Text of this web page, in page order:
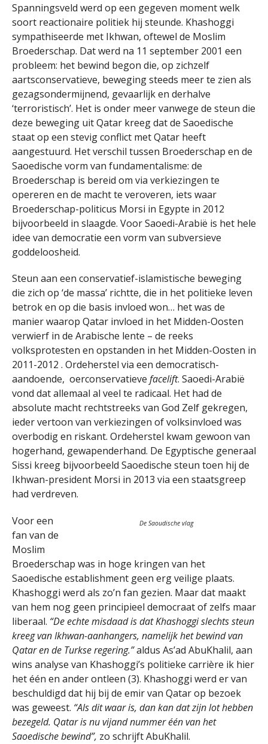
Spanningsveld werd op een gegeven moment welk
soort reactionaire politiek hij steunde. Khashoggi
sympathiseerde met Ikhwan, oftewel de Moslim
Broederschap. Dat werd na 11 september 2001 een
probleem: het bewind begon die, op zichzelf
aartsconservatieve, beweging steeds meer te zien als
gezagsondermijnend, gevaarlijk en derhalve
‘terroristisch’. Het is onder meer vanwege de steun die
deze beweging uit Qatar kreeg dat de Saoedische
staat op een stevig conflict met Qatar heeft
aangestuurd. Het verschil tussen Broederschap en de
Saoedische vorm van fundamentalisme: de
Broederschap is bereid om via verkiezingen te
opereren en de macht te veroveren, iets waar
Broederschap-politicus Morsi in Egypte in 2012
bijvoorbeeld in slaagde. Voor Saoedi-Arabië is het hele
idee van democratie een vorm van subversieve
goddeloosheid.
Steun aan een conservatief-islamistische beweging
die zich op ‘de massa’ richtte, die in het politieke leven
betrok en op die basis invloed won… het was de
manier waarop Qatar invloed in het Midden-Oosten
verwierf in de Arabische lente – de reeks
volksprotesten en opstanden in het Midden-Oosten in
2011-2012 . Ordeherstel via een democratisch-
aandoende, oerconservatieve facelift. Saoedi-Arabië
vond dat allemaal al veel te radicaal. Het had de
absolute macht rechtstreeks van God Zelf gekregen,
ieder vertoon van verkiezingen of volksinvloed was
overbodig en riskant. Ordeherstel kwam gewoon van
hogerhand, gewapenderhand. De Egyptische generaal
Sissi kreeg bijvoorbeeld Saoedische steun toen hij de
Ikhwan-president Morsi in 2013 via een staatsgreep
had verdreven.
De Saoudische vlag
Voor een
fan van de
Moslim
Broederschap was in hoge kringen van het
Saoedische establishment geen erg veilige plaats.
Khashoggi werd als zo’n fan gezien. Maar dat maakt
van hem nog geen principieel democraat of zelfs maar
liberaal. “De echte misdaad is dat Khashoggi slechts steun
kreeg van Ikhwan-aanhangers, namelijk het bewind van
Qatar en de Turkse regering.”aldus As’ad AbuKhalil, aan
wins analyse van Khashoggi’s politieke carrière ik hier
het één en ander ontleen (3). Khashoggi werd er van
beschuldigd dat hij bij de emir van Qatar op bezoek
was geweest. “Als dit waar is, dan kan dat zijn lot hebben
bezegeld. Qatar is nu vijand nummer één van het
Saoedische bewind”, zo schrijft AbuKhalil.